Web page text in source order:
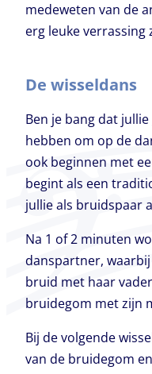
medeweten van de
erg leuke verrassing
De wisseldans
Ben je bang dat
hebben om op de
ook beginnen met
begint als een
jullie als bruidspaar
Na 1 of 2 minuten
danspartner,
bruid met haar
bruidegom met zijn
Bij de volgende
van de bruidegom